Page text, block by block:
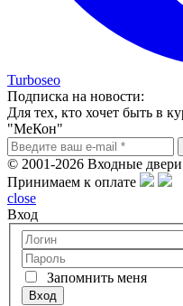
Turboseo
Подписка на новости:
Для тех, кто хочет быть в
"МеКон"
© 2001-2026 Входные
Принимаем к оплате
close
Вход
Запомнить меня